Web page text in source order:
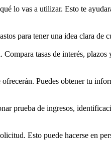
lo vas a utilizar. Esto te
para tener una idea clara de
tasas de interés,
Puedes obtener tu
prueba de ingresos,
Esto puede hacerse en